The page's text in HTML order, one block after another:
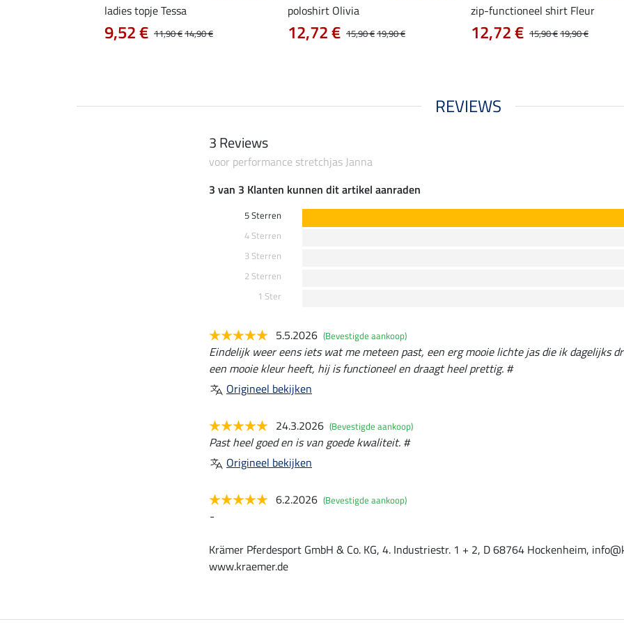
ladies topje Tessa
11,90 €14,90 €
9,52 €
poloshirt Olivia
15,90 €19,90 €
12,72 €
zip-functioneel shirt Fleur
15,90 €19,90 €
12,72 €
REVIEWS
3 Reviews
voor performance stretchjas Janna
3 van 3 Klanten kunnen dit artikel aanraden
5 Sterren
4 Sterren
3 Sterren
2 Sterren
1 Ster
5.5.2026 (Bevestigde aankoop)
Eindelijk weer eens iets wat me meteen past, een erg mooie lichte jas die ik dagelijks
een mooie kleur heeft, hij is functioneel en draagt heel prettig. #
Origineel bekijken
24.3.2026 (Bevestigde aankoop)
Past heel goed en is van goede kwaliteit. #
Origineel bekijken
6.2.2026 (Bevestigde aankoop)
-
Krämer Pferdesport GmbH & Co. KG, 4. Industriestr. 1 + 2, D 68764 Hockenheim,
www.kraemer.de